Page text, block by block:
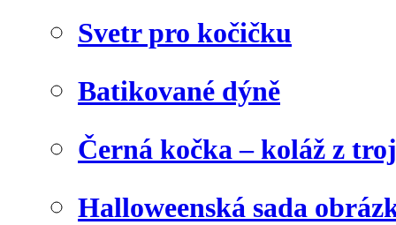
Svetr pro kočičku
Batikované dýně
Černá kočka – koláž z
Halloweenská sada